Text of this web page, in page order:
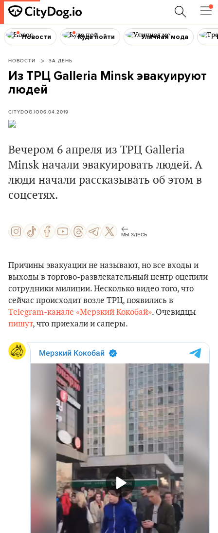
Новости Куда пойти Уличная мода
НОВОСТИ ЗА ДЕНЬ
Из ТРЦ Galleria Minsk эвакуируют
людей
CITYDOG.IO06.04.2019
Вечером 6 апреля из ТРЦ Galleria
Minsk начали эвакуировать людей. А
люди начали рассказывать об этом в
соцсетях.
МЫ ЗДЕСЬ
Причины эвакуации не называют, но все входы и
выходы в торгово-развлекательный центр оцепили
сотрудники милиции. Несколько видео того, что
сейчас происходит возле ТРЦ, появились в
Telegram-канале «Мерзкий Кокобай». Очевидцы
пишут, что приехали и саперы.